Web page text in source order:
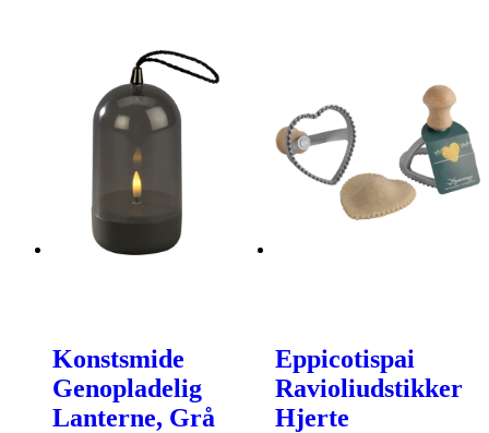
Konstsmide
Genopladelig
Lanterne, Grå
Eppicotispai
Ravioliudstikker
Hjerte